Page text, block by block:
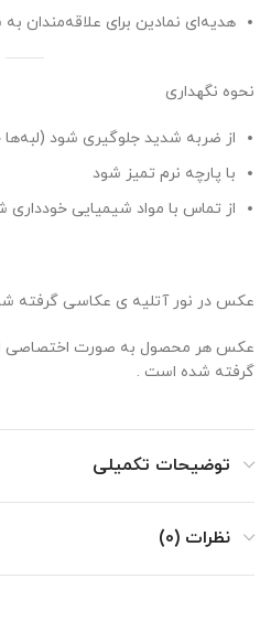
هدیه‌ای نمادین برای علاقه‌مندان
نحوه نگهداری
از ضربه شدید جلوگیری شود
با پارچه نرم تمیز شود
از تماس با مواد شیمیایی خودداری
عکس در نور آتلیه ی عکاسی گرفته
عکس هر محصول به صورت اختصاصی از
گرفته شده است .
توضیحات تکمیلی
نظرات (0)